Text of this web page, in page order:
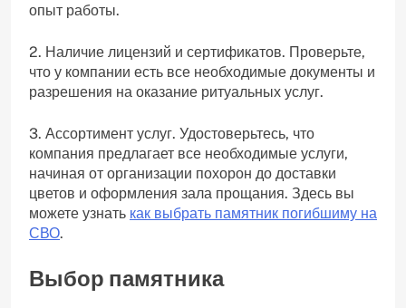
опыт работы.
2. Наличие лицензий и сертификатов. Проверьте,
что у компании есть все необходимые документы и
разрешения на оказание ритуальных услуг.
3. Ассортимент услуг. Удостоверьтесь, что
компания предлагает все необходимые услуги,
начиная от организации похорон до доставки
цветов и оформления зала прощания. Здесь вы
можете узнать как выбрать памятник погибшиму на
СВО.
Выбор памятника